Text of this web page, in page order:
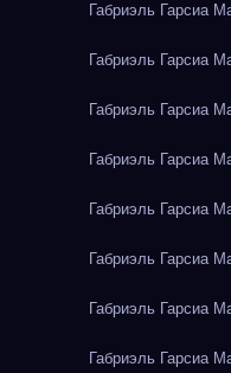
Габриэль Гарсиа
Габриэль Гарсиа
Габриэль Гарсиа
Габриэль Гарсиа
Габриэль Гарсиа
Габриэль Гарсиа
Габриэль Гарсиа
Габриэль Гарсиа